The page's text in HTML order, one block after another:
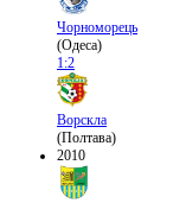
Чорноморець
(Одеса)
1:2
Ворскла
(Полтава)
2010